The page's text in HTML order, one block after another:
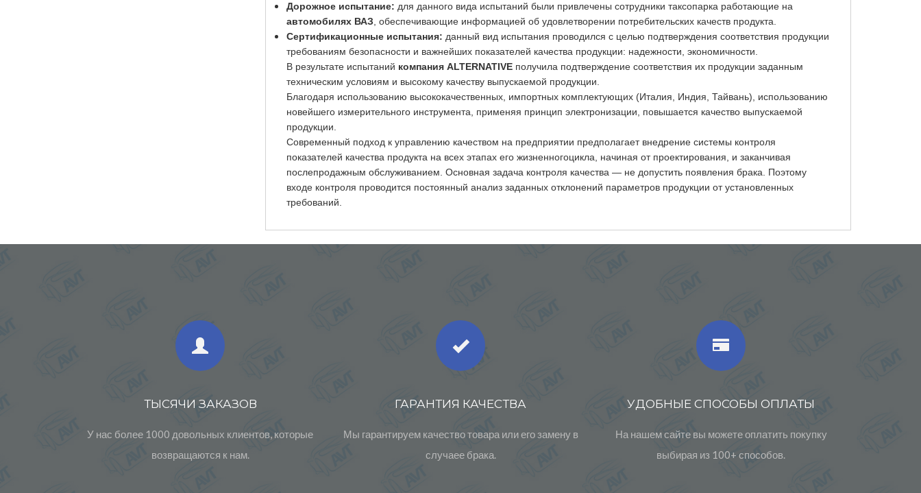
Дорожное испытание: для данного вида испытаний были привлечены сотрудники таксопарка работающие на
автомобилях ВАЗ , обеспечивающие информацией об удовлетворении потребительских качеств продукта.
Сертификационные испытания: данный вид испытания проводился с целью подтверждения соответствия продукции
требованиям безопасности и важнейших показателей качества продукции: надежности, экономичности.
В результате испытаний компания ALTERNATIVE получила подтверждение соответствия их продукции заданным
техническим условиям и высокому качеству выпускаемой продукции.
Благодаря использованию высококачественных, импортных комплектующих (Италия, Индия, Тайвань), использованию
новейшего измерительного инструмента, применяя принцип электронизации, повышается качество выпускаемой
продукции.
Современный подход к управлению качеством на предприятии предполагает внедрение системы контроля
показателей качества продукта на всех этапах его жизненногоцикла, начиная от проектирования, и заканчивая
послепродажным обслуживанием. Основная задача контроля качества — не допустить появления брака. Поэтому
входе контроля проводится постоянный анализ заданных отклонений параметров продукции от установленных
требований.
ТЫСЯЧИ ЗАКАЗОВ
У нас более 1000 довольных клиентов, которые
возвращаются к нам.
ГАРАНТИЯ КАЧЕСТВА
Мы гарантируем качество товара или его замену в
случаее брака.
УДОБНЫЕ СПОСОБЫ ОПЛАТЫ
На нашем сайте вы можете оплатить покупку
выбирая из 100+ способов.